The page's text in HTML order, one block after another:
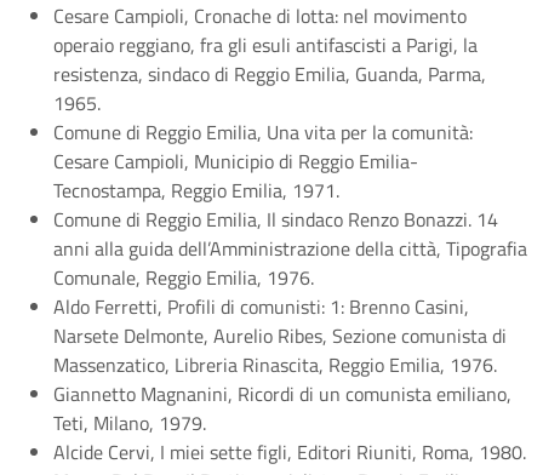
Cesare Campioli, Cronache di lotta: nel movimento
operaio reggiano, fra gli esuli antifascisti a Parigi, la
resistenza, sindaco di Reggio Emilia, Guanda, Parma,
1965.
Comune di Reggio Emilia, Una vita per la comunità:
Cesare Campioli, Municipio di Reggio Emilia-
Tecnostampa, Reggio Emilia, 1971.
Comune di Reggio Emilia, Il sindaco Renzo Bonazzi. 14
anni alla guida dell’Amministrazione della città, Tipografia
Comunale, Reggio Emilia, 1976.
Aldo Ferretti, Profili di comunisti: 1: Brenno Casini,
Narsete Delmonte, Aurelio Ribes, Sezione comunista di
Massenzatico, Libreria Rinascita, Reggio Emilia, 1976.
Giannetto Magnanini, Ricordi di un comunista emiliano,
Teti, Milano, 1979.
Alcide Cervi, I miei sette figli, Editori Riuniti, Roma, 1980.